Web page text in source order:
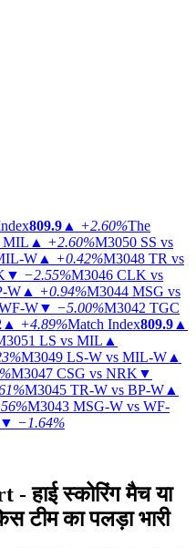
809.9 ▲ +2.60%The
MIL ▲ +2.60%M3050 SS vs
W ▲ +0.42%M3048 TR vs
▼ −2.55%M3046 CLK vs
W ▲ +0.94%M3044 MSG vs
W▼ −5.00%M3042 TGC
▲ +4.89%Match Index809.9 ▲
LS vs MIL ▲
M3049 LS-W vs MIL-W ▲
M3047 CSG vs NRK ▼
M3045 TR-W vs BP-W ▲
M3043 MSG-W vs WF-
▼ −1.64%
हाई स्कोरिंग मैच या
टीम का पलड़ा भारी